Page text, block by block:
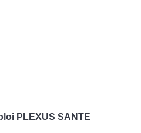
PLEXUS SANTE